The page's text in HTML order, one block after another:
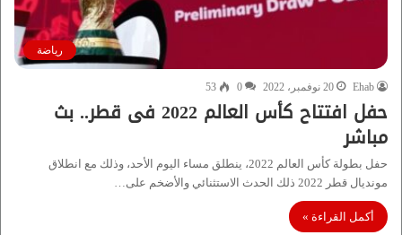
رياضة
Ehab 20 نوفمبر، 2022 0
53
حفل افتتاح كأس العالم 2022 فى قطر.. بث
مباشر
حفل بطولة كأس العالم 2022، ينطلق مساء اليوم الأحد، وذلك مع انطلاق
مونديال قطر 2022 ذلك الحدث الاستثنائي والأضخم على…
أكمل القراءة »